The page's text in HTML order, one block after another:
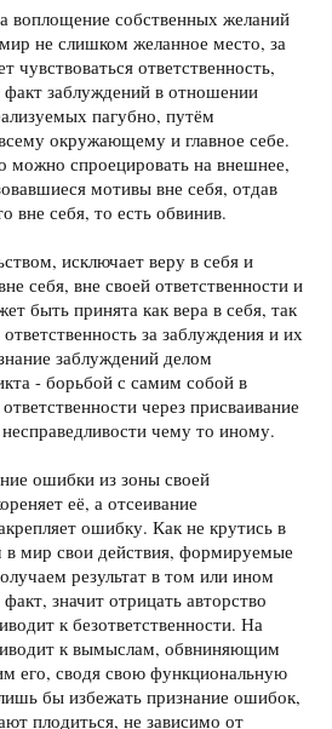
воплощение собственных желаний
не слишком желанное место, за
чувствоваться ответственность,
факт заблуждений в отношении
пагубно, путём
окружающему и главное себе.
можно спроецировать на внешнее,
мотивы вне себя, отдав
вне себя, то есть обвинив.
исключает веру в себя и
себя, вне своей ответственности и
быть принята как вера в себя, так
за заблуждения и их
заблуждений делом
- борьбой с самим собой в
через присваивание
чему то иному.
ошибки из зоны своей
её, а отсеивание
ошибку. Как не крутись в
мир свои действия, формируемые
результат в том или ином
значит отрицать авторство
к безответственности. На
к вымыслам, обвниняющим
его, сводя свою функциональную
бы избежать признание ошибок,
плодиться, не зависимо от